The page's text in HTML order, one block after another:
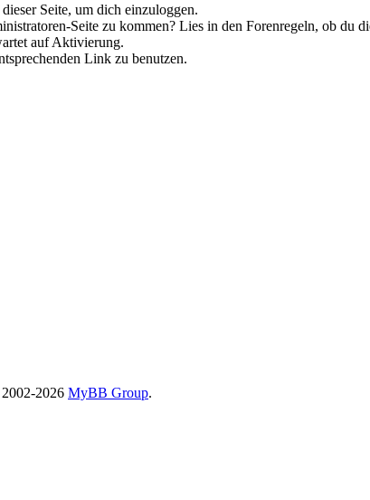
Seite, um dich einzuloggen.
Seite zu kommen? Lies in den Forenregeln, ob du
auf Aktivierung.
Link zu benutzen.
2026 MyBB Group.